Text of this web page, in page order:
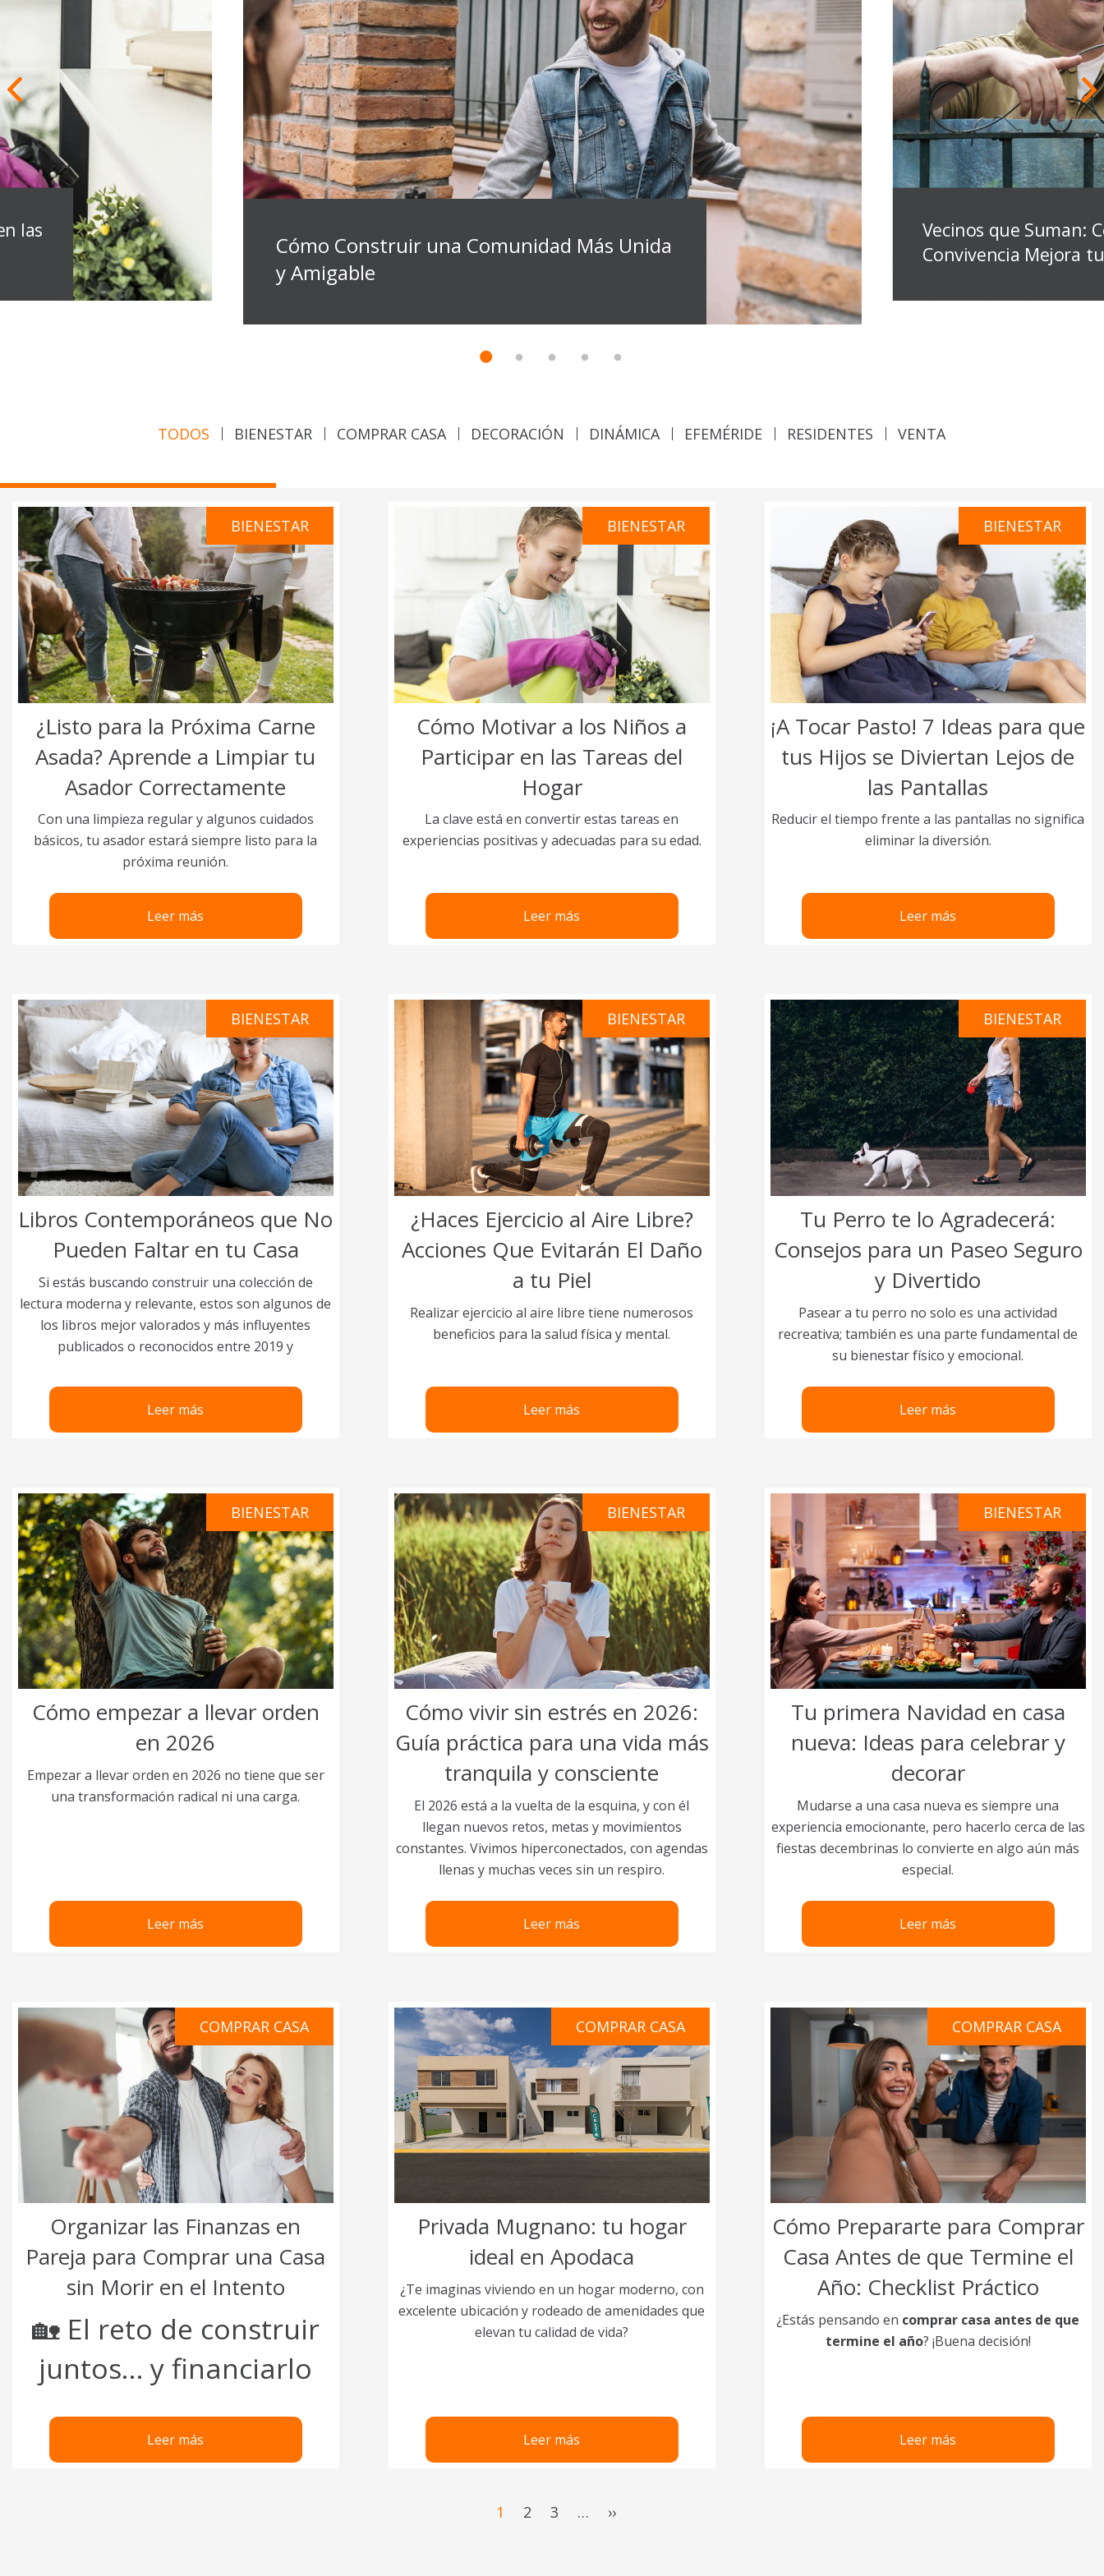
las
Cómo Construir una Comunidad Más Unida
y Amigable
Vecinos que Suman:
Convivencia Mejora
TODOS BIENESTAR COMPRAR CASA DECORACIÓN DINÁMICA EFEMÉRIDE RESIDENTES VENTA
BIENESTAR
¿Listo para la Próxima Carne
Asada? Aprende a Limpiar tu
Asador Correctamente
Con una limpieza regular y algunos cuidados
básicos, tu asador estará siempre listo para la
próxima reunión.
Leer más
BIENESTAR
Cómo Motivar a los Niños a
Participar en las Tareas del
Hogar
La clave está en convertir estas tareas en
experiencias positivas y adecuadas para su edad.
Leer más
BIENESTAR
¡A Tocar Pasto! 7 Ideas para que
tus Hijos se Diviertan Lejos de
las Pantallas
Reducir el tiempo frente a las pantallas no significa
eliminar la diversión.
Leer más
BIENESTAR
Libros Contemporáneos que No
Pueden Faltar en tu Casa
Si estás buscando construir una colección de
lectura moderna y relevante, estos son algunos de
los libros mejor valorados y más influyentes
publicados o reconocidos entre 2019 y
Leer más
BIENESTAR
¿Haces Ejercicio al Aire Libre?
Acciones Que Evitarán El Daño
a tu Piel
Realizar ejercicio al aire libre tiene numerosos
beneficios para la salud física y mental.
Leer más
BIENESTAR
Tu Perro te lo Agradecerá:
Consejos para un Paseo Seguro
y Divertido
Pasear a tu perro no solo es una actividad
recreativa; también es una parte fundamental de
su bienestar físico y emocional.
Leer más
BIENESTAR
Cómo empezar a llevar orden
en 2026
Empezar a llevar orden en 2026 no tiene que ser
una transformación radical ni una carga.
Leer más
BIENESTAR
Cómo vivir sin estrés en 2026:
Guía práctica para una vida más
tranquila y consciente
El 2026 está a la vuelta de la esquina, y con él
llegan nuevos retos, metas y movimientos
constantes. Vivimos hiperconectados, con agendas
llenas y muchas veces sin un respiro.
Leer más
BIENESTAR
Tu primera Navidad en casa
nueva: Ideas para celebrar y
decorar
Mudarse a una casa nueva es siempre una
experiencia emocionante, pero hacerlo cerca de las
fiestas decembrinas lo convierte en algo aún más
especial.
Leer más
COMPRAR CASA
Organizar las Finanzas en
Pareja para Comprar una Casa
sin Morir en el Intento
🏡 El reto de construir
juntos… y financiarlo
Leer más
COMPRAR CASA
Privada Mugnano: tu hogar
ideal en Apodaca
¿Te imaginas viviendo en un hogar moderno, con
excelente ubicación y rodeado de amenidades que
elevan tu calidad de vida?
Leer más
COMPRAR CASA
Cómo Prepararte para Comprar
Casa Antes de que Termine el
Año: Checklist Práctico
¿Estás pensando en comprar casa antes de que
termine el año? ¡Buena decisión!
Leer más
Current
1 Page
2 Page
3 …
Last
››